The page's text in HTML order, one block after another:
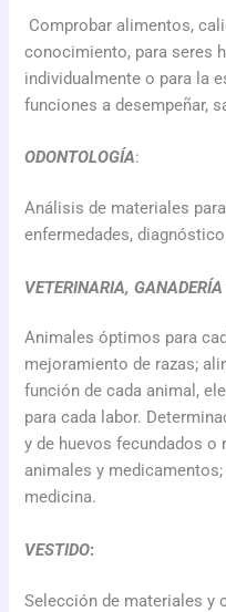
Comprobar alimentos,
conocimiento, para seres
individualmente o para la
funciones a desempeñar,
ODONTOLOGÍA:
Análisis de materiales
enfermedades,
VETERINARIA,
Animales óptimos para
mejoramiento de razas;
función de cada animal,
para cada labor.
y de huevos fecundados o
animales y
medicina.
VESTIDO:
Selección de materiales y